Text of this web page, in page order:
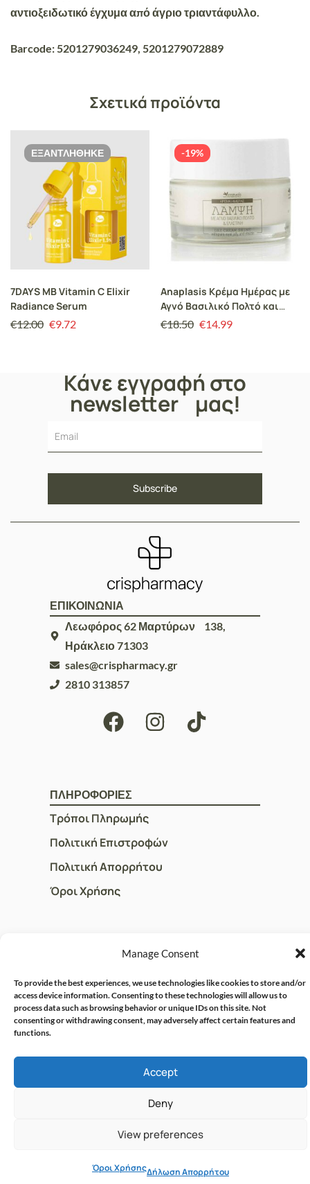
Manage Consent
To provide the best experiences, we use technologies like cookies to store and/or
access device information. Consenting to these technologies will allow us to
process data such as browsing behavior or unique IDs on this site. Not
consenting or withdrawing consent, may adversely affect certain features and
functions.
Accept
Deny
View preferences
Όροι ΧρήσηςΔήλωση Απορρήτου
αντιοξειδωτικό έγχυμα από άγριο τριαντάφυλλο.
Barcode: 5201279036249, 5201279072889
Σχετικά προϊόντα
ΕΞΑΝΤΛΉΘΗΚΕ
7DAYS MB Vitamin C Elixir
Radiance Serum
€12.00 €9.72
-19%
Anaplasis Κρέμα Ημέρας με
Αγνό Βασιλικό Πολτό και
Ελαστίνη 50 ml
€18.50 €14.99
Κάνε εγγραφή στο
newsletter μας!
ΕΠΙΚΟΙΝΩΝΙΑ
Λεωφόρος 62 Μαρτύρων 138,
Ηράκλειο 71303
sales@crispharmacy.gr
2810 313857
ΠΛΗΡΟΦΟΡΙΕΣ
Τρόποι Πληρωμής
Πολιτική Επιστροφών
Πολιτική Απορρήτου
Όροι Χρήσης
Η Ομάδα μας
Επικοινωνία
SOLVIT I.T. SOLUTIONS &